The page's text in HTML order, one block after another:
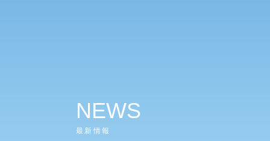
NEWS
最新情報